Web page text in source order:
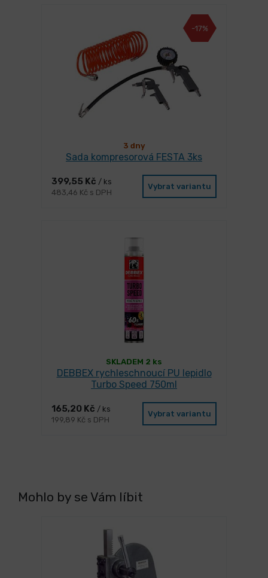
-17%
3 dny
Sada kompresorová FESTA 3ks
399,55 Kč / ks
483,46 Kč s DPH
Vybrat variantu
SKLADEM 2 ks
DEBBEX rychleschnoucí PU lepidlo
Turbo Speed 750ml
165,20 Kč / ks
199,89 Kč s DPH
Vybrat variantu
Mohlo by se Vám líbit